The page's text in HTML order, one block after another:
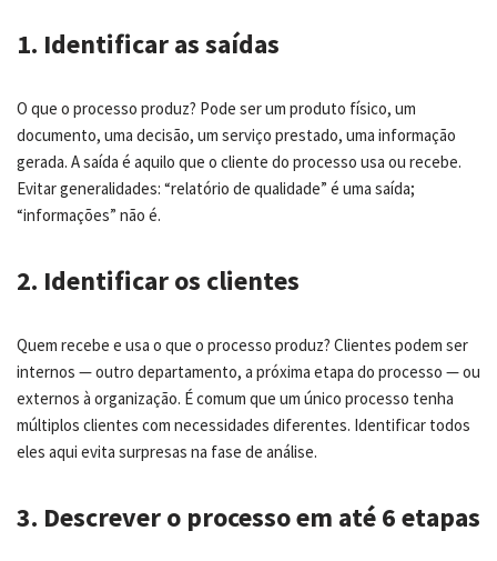
1. Identificar as saídas
O que o processo produz? Pode ser um produto físico, um
documento, uma decisão, um serviço prestado, uma informação
gerada. A saída é aquilo que o cliente do processo usa ou recebe.
Evitar generalidades: “relatório de qualidade” é uma saída;
“informações” não é.
2. Identificar os clientes
Quem recebe e usa o que o processo produz? Clientes podem ser
internos — outro departamento, a próxima etapa do processo — ou
externos à organização. É comum que um único processo tenha
múltiplos clientes com necessidades diferentes. Identificar todos
eles aqui evita surpresas na fase de análise.
3. Descrever o processo em até 6 etapas